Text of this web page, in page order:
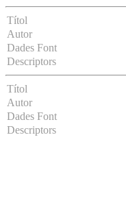
Títol
Autor
Dades Font
Descriptors
Títol
Autor
Dades Font
Descriptors